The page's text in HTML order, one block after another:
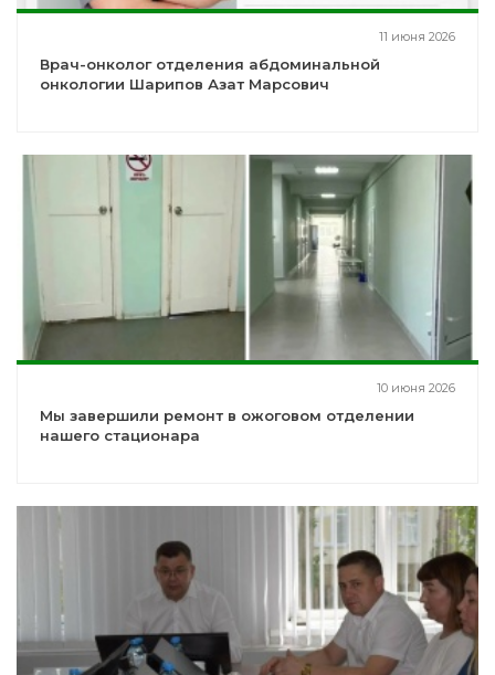
11 июня 2026
Врач-онколог отделения абдоминальной
онкологии Шарипов Азат Марсович
10 июня 2026
Мы завершили ремонт в ожоговом отделении
нашего стационара